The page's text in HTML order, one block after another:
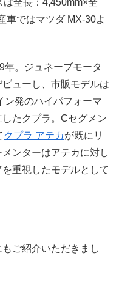
車ではマツダ MX-30よ
年。ジュネーブモータ
ューし、市販モデルは
ン発のハイパフォーマ
たクプラ。Cセグメン
クプラ アテカが既にリ
ンターはアテカに対し
重視したモデルとして
ご紹介いただきまし